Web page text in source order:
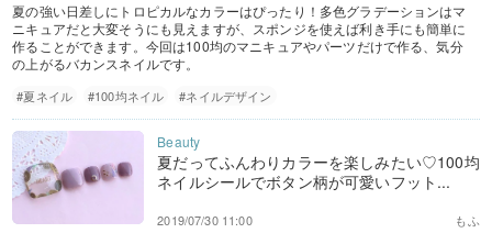
夏の強い日差しにトロピカルなカラーはぴったり！多色グラデーションはマ
ニキュアだと大変そうにも見えますが、スポンジを使えば利き手にも簡単に
作ることができます。今回は100均のマニキュアやパーツだけで作る、気分
の上がるバカンスネイルです。
#夏ネイル #100均ネイル #ネイルデザイン
夏だってふんわりカラーを楽しみたい♡100均
ネイルシールでボタン柄が可愛いフット...
もふ
2019/07/30 11:00